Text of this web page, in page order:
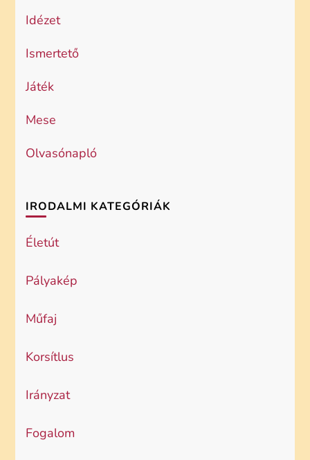
Idézet
Ismertető
Játék
Mese
Olvasónapló
IRODALMI KATEGÓRIÁK
Életút
Pályakép
Műfaj
Korsítlus
Irányzat
Fogalom